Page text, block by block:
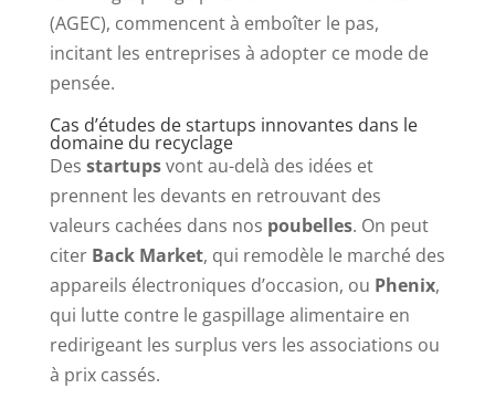
(AGEC), commencent à emboîter le pas,
incitant les entreprises à adopter ce mode de
pensée.
Cas d’études de startups innovantes dans le
domaine du recyclage
Des startupsvont au-delà des idées et
prennent les devants en retrouvant des
valeurs cachées dans nos poubelles. On peut
citer Back Market, qui remodèle le marché des
appareils électroniques d’occasion, ou Phenix,
qui lutte contre le gaspillage alimentaire en
redirigeant les surplus vers les associations ou
à prix cassés.